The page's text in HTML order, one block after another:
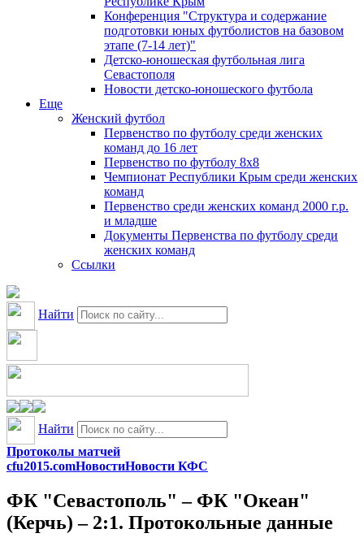
Конференция "Структура и содержание
подготовки юных футболистов на базовом
этапе (7-14 лет)"
Детско-юношеская футбольная лига
Севастополя
Новости детско-юношеского футбола
Еще
Женский футбол
Первенство по футболу среди женских
команд до 16 лет
Первенство по футболу 8х8
Чемпионат Республики Крым среди женских
команд
Первенство среди женских команд 2000 г.р.
и младше
Документы Первенства по футболу среди
женских команд
Ссылки
Найти
Найти
Протоколы матчей
cfu2015.comНовостиНовости КФС
ФК "Севастополь" – ФК "Океан"
(Керчь) – 2:1. Протокольные данные